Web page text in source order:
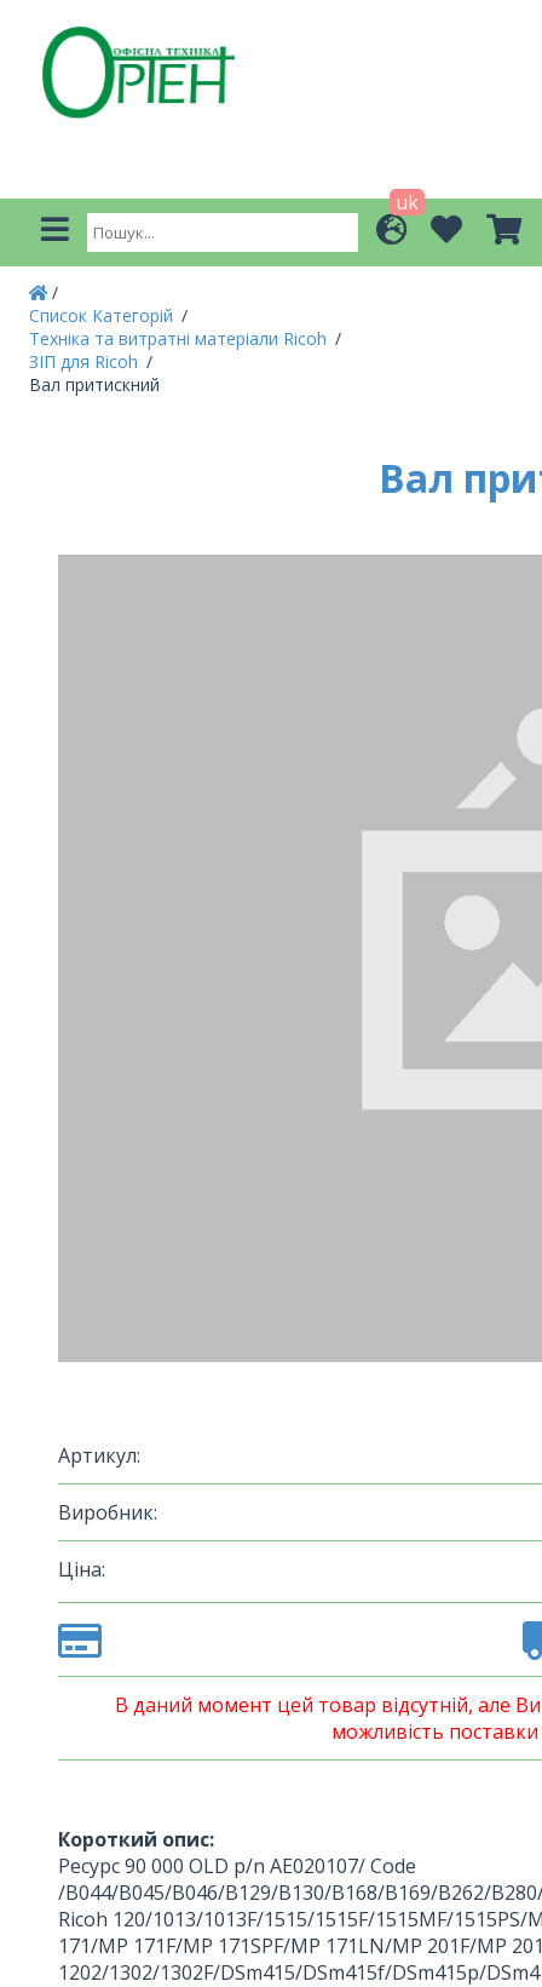
uk
Список Категорій
Техніка та витратні матеріали Ricoh
ЗІП для Ricoh
Вал притискний
Вал
Артикул:
Виробник:
Ціна:
В даний момент цей товар відсутній, але
можливість
Короткий опис:
Ресурс 90 000 OLD p/n AE020107/ Code
/B044/B045/B046/B129/B130/B168/B169/B262/
Ricoh 120/1013/1013F/1515/1515F/1515MF/
171/MP 171F/MP 171SPF/MP 171LN/MP 201F/MP
1202/1302/1302F/DSm415/DSm415f/DSm415p/